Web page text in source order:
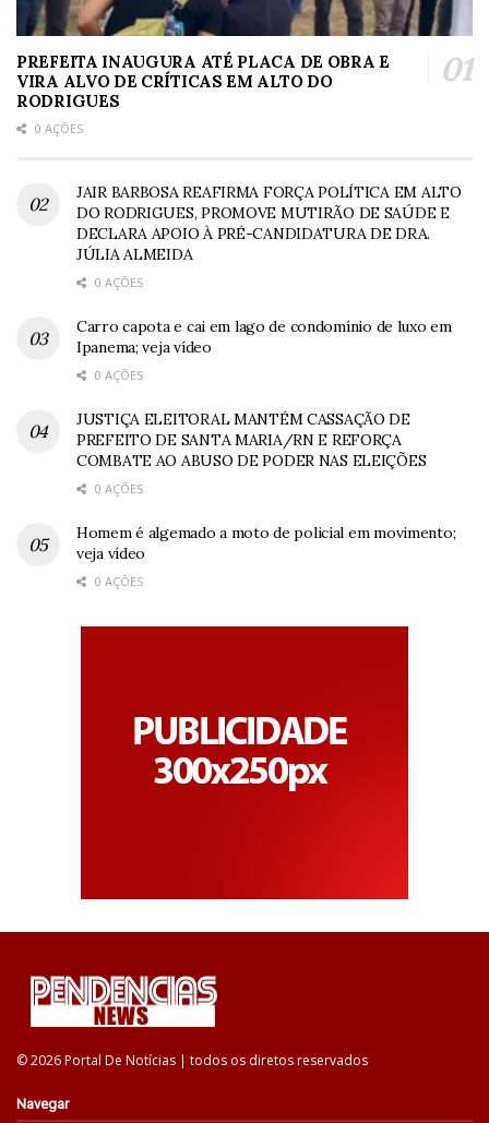
PREFEITA INAUGURA ATÉ PLACA DE OBRA E
VIRA ALVO DE CRÍTICAS EM ALTO DO
RODRIGUES
0 AÇÕES
JAIR BARBOSA REAFIRMA FORÇA POLÍTICA EM ALTO
DO RODRIGUES, PROMOVE MUTIRÃO DE SAÚDE E
DECLARA APOIO À PRÉ-CANDIDATURA DE DRA.
JÚLIA ALMEIDA
0 AÇÕES
Carro capota e cai em lago de condomínio de luxo em
Ipanema; veja vídeo
0 AÇÕES
JUSTIÇA ELEITORAL MANTÉM CASSAÇÃO DE
PREFEITO DE SANTA MARIA/RN E REFORÇA
COMBATE AO ABUSO DE PODER NAS ELEIÇÕES
0 AÇÕES
Homem é algemado a moto de policial em movimento;
veja vídeo
0 AÇÕES
© 2026 Portal De Notícias | todos os diretos reservados
Navegar